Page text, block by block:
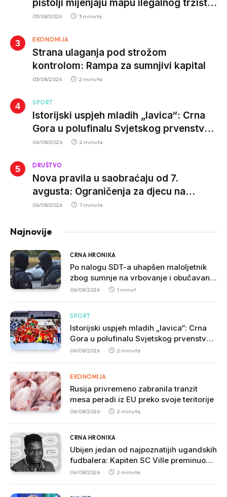
pištolji mijenjaju mapu ilegalnog tržišta,
istrage ukazuju na proizvodnju van EU
03/08/2026 3 minuta
EKONOMIJA
Strana ulaganja pod strožom
kontrolom: Rampa za sumnjivi kapital
03/08/2026 2 minuta
SPORT
Istorijski uspjeh mladih „lavica“: Crna
Gora u polufinalu Svjetskog prvenstva
nakon pobjede nad Slovačkom
06/08/2026 2 minuta
DRUŠTVO
Nova pravila u saobraćaju od 7.
avgusta: Ograničenja za djecu na
trotinetima i mlade vozače, veće kazne
06/08/2026 7 minuta
Najnovije
CRNA HRONIKA
Po nalogu SDT-a uhapšen maloljetnik
zbog sumnje na vrbovanje i obučavanje
za izvršenje terorističkih djela
06/08/2026 1 minut
SPORT
Istorijski uspjeh mladih „lavica“: Crna
Gora u polufinalu Svjetskog prvenstva
nakon pobjede nad Slovačkom
06/08/2026 2 minuta
EKONOMIJA
Rusija privremeno zabranila tranzit
mesa peradi iz EU preko svoje teritorije
06/08/2026 2 minuta
CRNA HRONIKA
Ubijen jedan od najpoznatijih ugandskih
fudbalera: Kapiten SC Ville preminuo
nakon brutalnog napada
06/08/2026 2 minuta